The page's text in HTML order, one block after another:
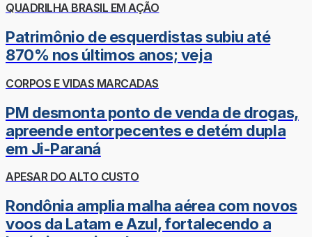
QUADRILHA BRASIL EM AÇÃO
Patrimônio de esquerdistas subiu até
870% nos últimos anos; veja
CORPOS E VIDAS MARCADAS
PM desmonta ponto de venda de drogas,
apreende entorpecentes e detém dupla
em Ji-Paraná
APESAR DO ALTO CUSTO
Rondônia amplia malha aérea com novos
voos da Latam e Azul, fortalecendo a